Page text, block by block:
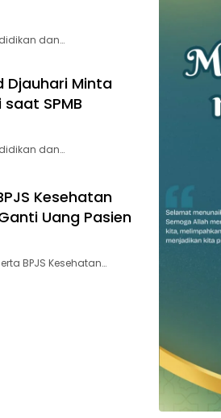
dan…
Djauhari Minta
SPMB
dan…
Kesehatan
Uang Pasien
BPJS Kesehatan…